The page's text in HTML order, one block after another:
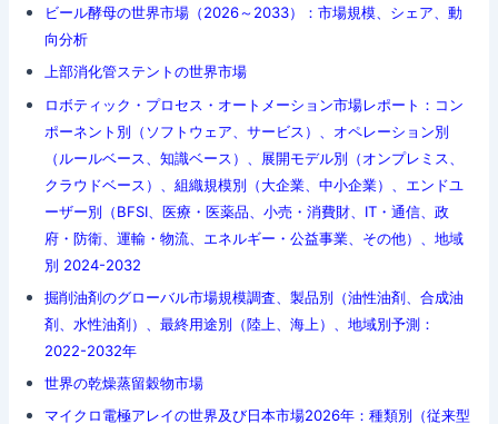
ビール酵母の世界市場（2026～2033）：市場規模、シェア、動
向分析
上部消化管ステントの世界市場
ロボティック・プロセス・オートメーション市場レポート：コン
ポーネント別（ソフトウェア、サービス）、オペレーション別
（ルールベース、知識ベース）、展開モデル別（オンプレミス、
クラウドベース）、組織規模別（大企業、中小企業）、エンドユ
ーザー別（BFSI、医療・医薬品、小売・消費財、IT・通信、政
府・防衛、運輸・物流、エネルギー・公益事業、その他）、地域
別 2024-2032
掘削油剤のグローバル市場規模調査、製品別（油性油剤、合成油
剤、水性油剤）、最終用途別（陸上、海上）、地域別予測：
2022-2032年
世界の乾燥蒸留穀物市場
マイクロ電極アレイの世界及び日本市場2026年：種類別（従来型